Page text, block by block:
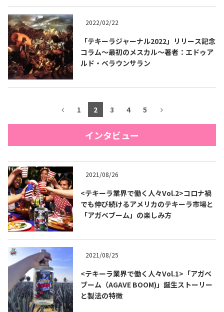
2022/02/22
「テキーラジャーナル2022」リリース記念
コラム～最初のメスカル～著者：エドゥア
ルド・ベラウンサラン
1 2 3 4 5
インタビュー
2021/08/26
<テキーラ業界で働く人々Vol.2>コロナ禍
でも伸び続けるアメリカのテキーラ市場と
「アガベブーム」の楽しみ方
2021/08/25
<テキーラ業界で働く人々Vol.1>「アガベ
ブーム（AGAVE BOOM)」誕生ストーリー
と製法の特徴